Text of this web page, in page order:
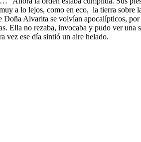
a lo lejos, como en eco, la tierra
Alvarita se volvían apocalípticos,
Ella no rezaba, invocaba y pudo ver
vez ese día sintió un aire helado.